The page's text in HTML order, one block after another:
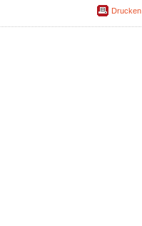
Drucken